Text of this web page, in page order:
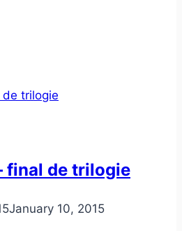
final de trilogie
January 10, 2015